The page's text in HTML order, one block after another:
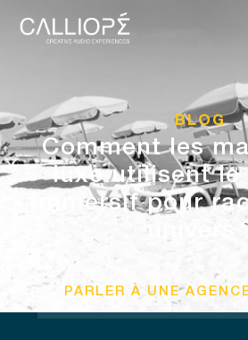
BLOG
Comment les
luxe utilisent le
immersif pour
univers
PARLER À UNE